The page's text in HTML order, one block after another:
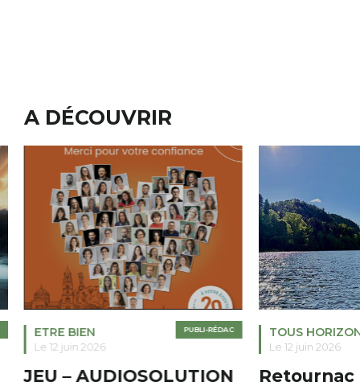
A DÉCOUVRIR
PUBLI-RÉDAC
ETRE BIEN
Le 12 juin 2026
JEU – AUDIOSOLUTION
TOUS
Le 12 juin 2026
Retournac